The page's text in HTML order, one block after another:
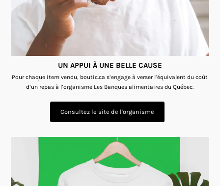
UN APPUI À UNE BELLE CAUSE
Pour chaque item vendu, boutic.ca s’engage à verser l’équivalent du coût
d’un repas à l’organisme Les Banques alimentaires du Québec.
Consultez le site de l'organisme